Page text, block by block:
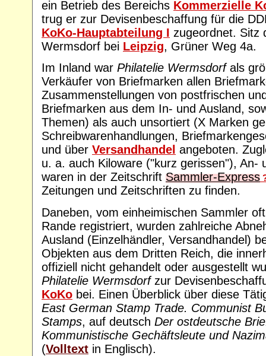
ein Betrieb des Bereichs Kommerzielle
trug er zur Devisenbeschaffung für die
KoKo-Hauptabteilung I zugeordnet. Sitz
Wermsdorf bei Leipzig, Grüner Weg 4a.
Im Inland war Philatelie Wermsdorfals
Verkäufer von Briefmarken allen
Zusammenstellungen von postfrischen
Briefmarken aus dem In- und Ausland,
Themen) als auch unsortiert (X Marken
Schreibwarenhandlungen,
und über Versandhandel angeboten.
u. a. auch Kiloware ("kurz gerissen"), An-
waren in der Zeitschrift Sammler-Express
Zeitungen und Zeitschriften zu finden.
Daneben, vom einheimischen Sammler
Rande registriert, wurden zahlreiche
Ausland (Einzelhändler, Versandhandel)
Objekten aus dem Dritten Reich, die
offiziell nicht gehandelt oder ausgestellt
Philatelie Wermsdorfzur
KoKo bei. Einen Überblick über diese
East German Stamp Trade. Communist
Stamps, auf deutsch Der ostdeutsche
Kommunistische Gechäftsleute und
(Volltext in Englisch).